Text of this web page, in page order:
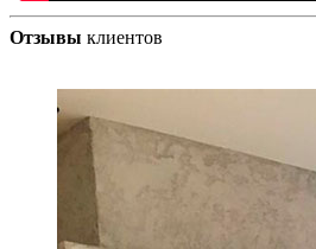
Отзывы клиентов